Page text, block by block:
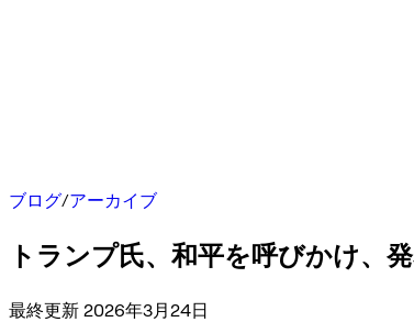
ブログ/アーカイブ
トランプ氏、和平を呼びかけ、
最終更新 2026年3月24日